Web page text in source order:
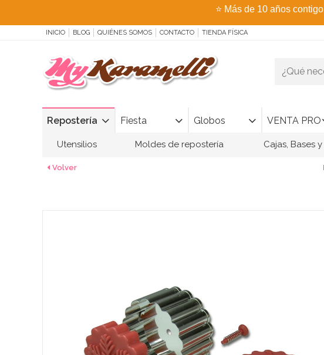
⭐ Más de 10 años contigo
INICIO BLOG QUIÉNES SOMOS CONTACTO TIENDA FÍSICA
Repostería Fiesta Globos VENTA PRO
Utensilios Moldes de repostería Cajas, Bases
Volver